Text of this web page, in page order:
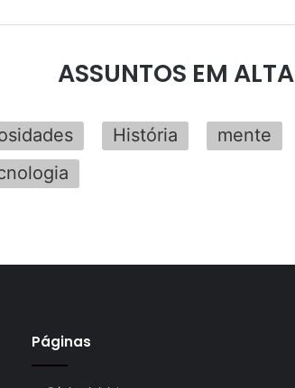
ASSUNTOS EM ALTA
História mente
Páginas